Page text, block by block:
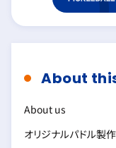
About
About us
オリジナルパドル製